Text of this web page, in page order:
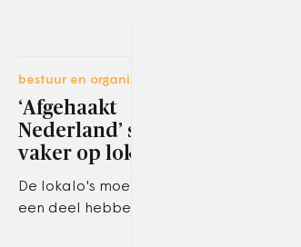
bestuur en organisatie
‘Afgehaakt
Nederland’ stemt
vaker op lokale partij
De lokalo's moeten het voor
een deel hebben van